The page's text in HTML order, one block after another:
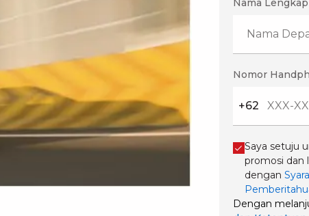
Nama Lengkap
Nomor
+62
Saya setuju
promosi dan
dengan
Dengan